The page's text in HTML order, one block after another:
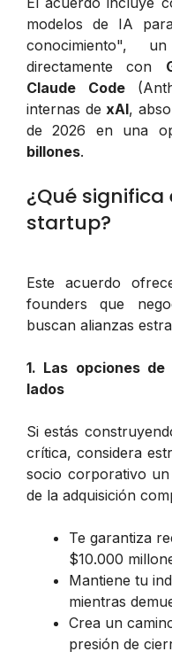
modelos de IA
conocimiento",
directamente con
Claude Code
internas dexAI,
de 2026 en una
billones.
¿Qué
startup?
Este acuerdo
founders que
buscan alianzas
1. Las opciones
lados
Si estás
crítica, considera
socio corporativo
de la adquisición
Te garantiza
$10.000
Mantiene tu
mientras
Crea un
presión de